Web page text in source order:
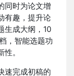
同时为论文增
有趣，提升论
生成大纲，10
，智能选题功
。
速完成初稿的